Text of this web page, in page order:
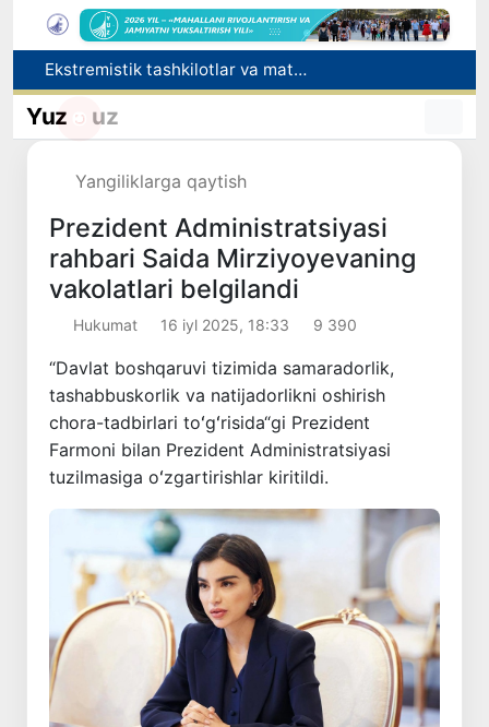
Ekstremistik tashkilotlar va materiallarning elektron reyestri yuritiladi
O‘zbekiston Jurnalistlar uyushmasi qoshida Blogerlar ijodiy kengashi tashkil etildi
Kredit va moliyaviy xizmatlar reklamasiga ogohlantirish talabi kiritiladi
Yuz uz
Yangiliklarga qaytish
Prezident Administratsiyasi
rahbari Saida Mirziyoyevaning
vakolatlari belgilandi
Hukumat 16 iyl 2025, 18:33 9 390
“Davlat boshqaruvi tizimida samaradorlik,
tashabbuskorlik va natijadorlikni oshirish
chora-tadbirlari toʻgʻrisida“gi Prezident
Farmoni bilan Prezident Administratsiyasi
tuzilmasiga oʻzgartirishlar kiritildi.